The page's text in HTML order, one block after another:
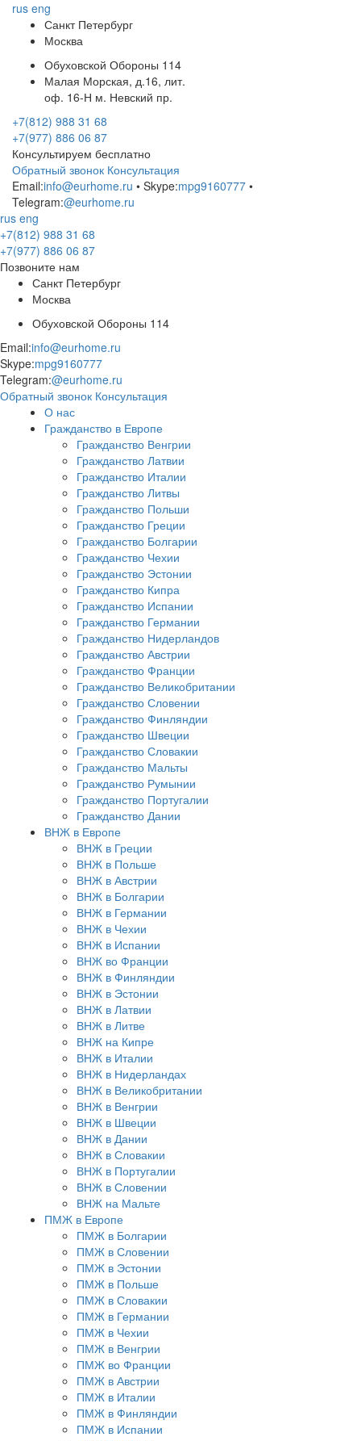
rus eng
Санкт Петербург
Москва
Обуховской Обороны 114
Малая Морская, д.16, лит.
оф. 16-Н м. Невский пр.
+7(812) 988 31 68
+7(977) 886 06 87
Консультируем бесплатно
Обратный звонок Консультация
Email:info@eurhome.ru • Skype:mpg9160777 •
Telegram:@eurhome.ru
rus eng
+7(812) 988 31 68
+7(977) 886 06 87
Позвоните нам
Санкт Петербург
Москва
Обуховской Обороны 114
Email:info@eurhome.ru
Skype:mpg9160777
Telegram:@eurhome.ru
Обратный звонок Консультация
О нас
Гражданство в Европе
Гражданство Венгрии
Гражданство Латвии
Гражданство Италии
Гражданство Литвы
Гражданство Польши
Гражданство Греции
Гражданство Болгарии
Гражданство Чехии
Гражданство Эстонии
Гражданство Кипра
Гражданство Испании
Гражданство Германии
Гражданство Нидерландов
Гражданство Австрии
Гражданство Франции
Гражданство Великобритании
Гражданство Словении
Гражданство Финляндии
Гражданство Швеции
Гражданство Словакии
Гражданство Мальты
Гражданство Румынии
Гражданство Португалии
Гражданство Дании
ВНЖ в Европе
ВНЖ в Греции
ВНЖ в Польше
ВНЖ в Австрии
ВНЖ в Болгарии
ВНЖ в Германии
ВНЖ в Чехии
ВНЖ в Испании
ВНЖ во Франции
ВНЖ в Финляндии
ВНЖ в Эстонии
ВНЖ в Латвии
ВНЖ в Литве
ВНЖ на Кипре
ВНЖ в Италии
ВНЖ в Нидерландах
ВНЖ в Великобритании
ВНЖ в Венгрии
ВНЖ в Швеции
ВНЖ в Дании
ВНЖ в Словакии
ВНЖ в Португалии
ВНЖ в Словении
ВНЖ на Мальте
ПМЖ в Европе
ПМЖ в Болгарии
ПМЖ в Словении
ПМЖ в Эстонии
ПМЖ в Польше
ПМЖ в Словакии
ПМЖ в Германии
ПМЖ в Чехии
ПМЖ в Венгрии
ПМЖ во Франции
ПМЖ в Австрии
ПМЖ в Италии
ПМЖ в Финляндии
ПМЖ в Испании